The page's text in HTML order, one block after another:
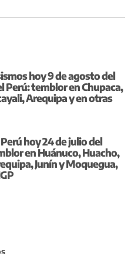
hoy 9 de agosto del
Perú: temblor en Chupaca,
Arequipa y en otras
hoy 24 de julio del
en Huánuco, Huacho,
Junín y Moquegua,